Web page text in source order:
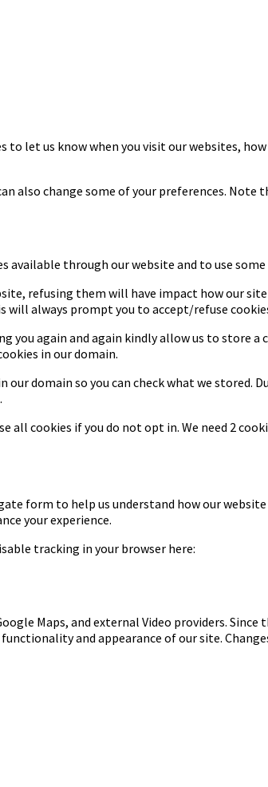
to let us know when you visit our websites,
also change some of your preferences.
available through our website and to use
refusing them will have impact how our
always prompt you to accept/refuse
you again and again kindly allow us to
in our domain.
domain so you can check what we
all cookies if you do not opt in. We need 2
form to help us understand how our
your experience.
tracking in your browser here:
Maps, and external Video providers.
and appearance of our site.